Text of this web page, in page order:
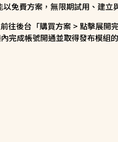
免費方案，無限期試用、建立
往後台「購買方案 > 點擊展開
完成帳號開通並取得發布模組